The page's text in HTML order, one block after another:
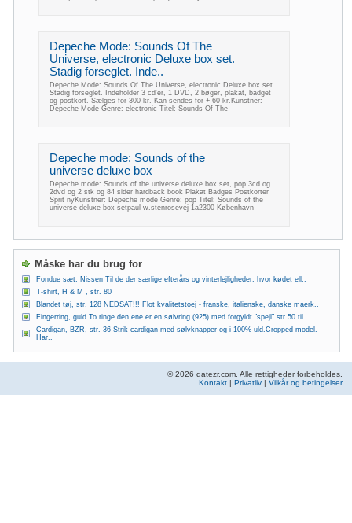
Depeche Mode: Sounds Of The
Universe, electronic Deluxe box set.
Stadig forseglet. Inde..
Depeche Mode: Sounds Of The Universe, electronic Deluxe box set.
Stadig forseglet. Indeholder 3 cd'er, 1 DVD, 2 bøger, plakat, badget
og postkort. Sælges for 300 kr. Kan sendes for + 60 kr.Kunstner:
Depeche Mode Genre: electronic Titel: Sounds Of The
Depeche mode: Sounds of the
universe deluxe box
Depeche mode: Sounds of the universe deluxe box set, pop 3cd og
2dvd og 2 stk og 84 sider hardback book Plakat Badges Postkorter
Sprit nyKunstner: Depeche mode Genre: pop Titel: Sounds of the
universe deluxe box setpaul w.stenrosevej 1a2300 København
Måske har du brug for
Fondue sæt, Nissen Til de der særlige efterårs og vinterlejligheder, hvor kødet ell..
T-shirt, H & M , str. 80
Blandet tøj, str. 128 NEDSAT!!! Flot kvalitetstoej - franske, italienske, danske maerk..
Fingerring, guld To ringe den ene er en sølvring (925) med forgyldt "spejl" str 50 til..
Cardigan, BZR, str. 36 Strik cardigan med sølvknapper og i 100% uld.Cropped model.
Har..
© 2026 datezr.com. Alle rettigheder forbeholdes.
Kontakt | Privatliv | Vilkår og betingelser